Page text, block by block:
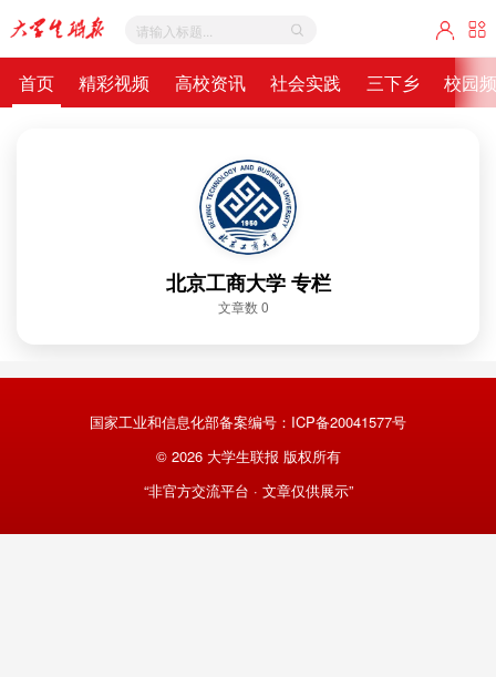
首页 精彩视频 高校资讯 社会实践 三下乡 校园
北京工商大学 专栏
文章数 0
国家工业和信息化部备案编号： ICP备20041577号
© 2026大学生联报 版权所有
“非官方交流平台 · 文章仅供展示”